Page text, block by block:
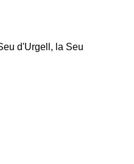
d'Urgell, la Seu